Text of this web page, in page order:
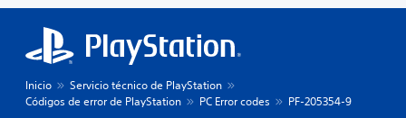
Inicio
Servicio técnico de PlayStation
Códigos de error de PlayStation
PC Error codes PF-205354-9